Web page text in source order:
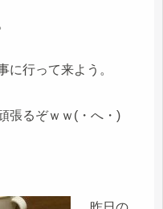
に行って来よう。
張るぞｗｗ(・へ・)